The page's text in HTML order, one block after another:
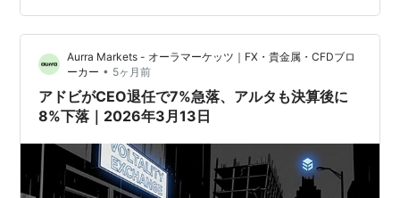
もあったしさ。 26/04/02 アドビカブシキガイシャ ご本
人 1回払い 26/05 3,850 アドビカブシキガイシャ？
Adobe？あの、イラストレーター＆フォトショップのア
ドビ？現役の時、目の敵にしていたソフト群…
Aurra Markets - オーラマーケッツ｜FX・貴金属・CFDブロ
ーカー • 5ヶ月前
アドビがCEO退任で7%急落、アルタも決算後に
8%下落｜2026年3月13日